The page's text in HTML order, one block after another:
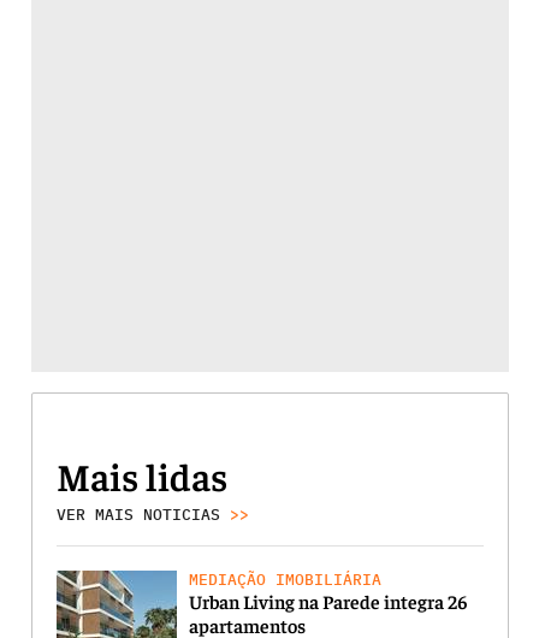
Mais lidas
VER MAIS NOTICIAS >>
MEDIAÇÃO IMOBILIÁRIA
Urban Living na Parede integra 26
apartamentos